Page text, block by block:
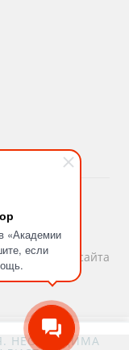
«Академии
еслиКарта сайта
НЕОБХОДИМА